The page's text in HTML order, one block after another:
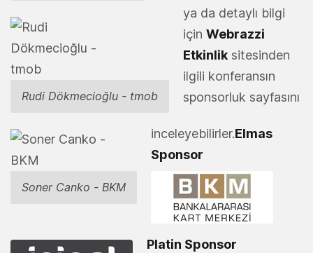
Rudi Dökmecioğlu - tmob
Soner Canko - BKM
ya da detaylı bilgi
için Webrazzi
Etkinlik sitesinden
ilgili konferansın
sponsorluk sayfasını
inceleyebilirler.Elmas
Sponsor
Platin Sponsor